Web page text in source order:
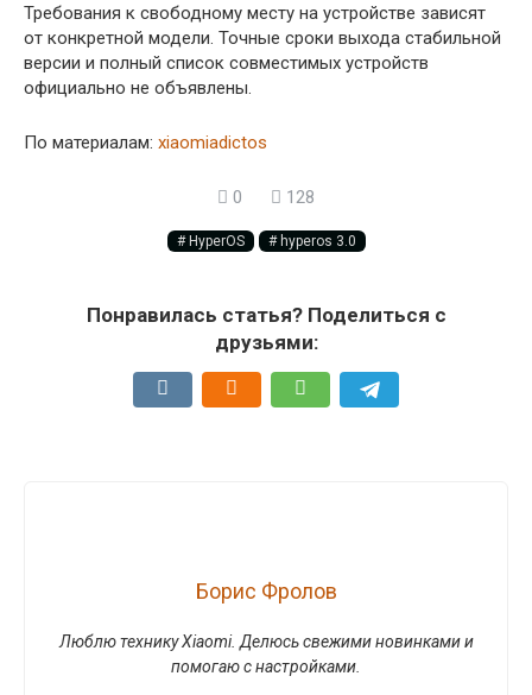
Требования к свободному месту на устройстве зависят
от конкретной модели. Точные сроки выхода стабильной
версии и полный список совместимых устройств
официально не объявлены.
По материалам: xiaomiadictos
0 128
HyperOS hyperos 3.0
Понравилась статья? Поделиться с
друзьями:
Борис Фролов
Люблю технику Xiaomi. Делюсь свежими новинками и
помогаю с настройками.